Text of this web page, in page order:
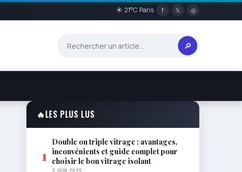
☀ 21°C Paris f 𝕏 ◎
🔎
🔥LES PLUS LUS
1
Double ou triple vitrage : avantages,
inconvénients et guide complet pour
choisir le bon vitrage isolant
3 JUIN 2025